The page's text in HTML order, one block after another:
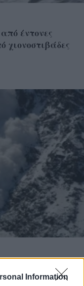
Information
έντονες
χιονοστιβάδες
από